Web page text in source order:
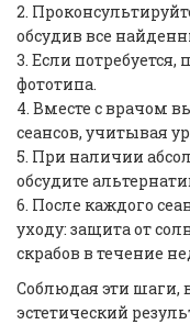
2.
обсудив все
3. Если
фототипа.
4. Вместе с врачом
сеансов, учитывая
5. При наличии
обсудите
6. После каждого
уходу: защита от
скрабов в течение
Соблюдая эти
эстетический